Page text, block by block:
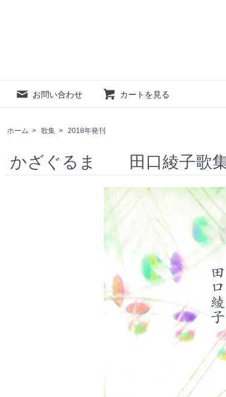
お問い合わせ カートを見る
ホーム > 歌集 > 2018年発刊
かざぐるま 田口綾子歌